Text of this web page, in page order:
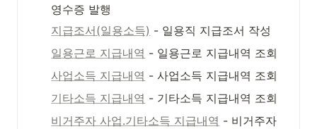
영수증 발행
지급조서(일용소득) - 일용직 지급조서 작성
일용근로 지급내역 - 일용근로 지급내역 조회
사업소득 지급내역 - 사업소득 지급내역 조회
기타소득 지급내역 - 기타소득 지급내역 조회
비거주자 사업.기타소득 지급내역 - 비거주자